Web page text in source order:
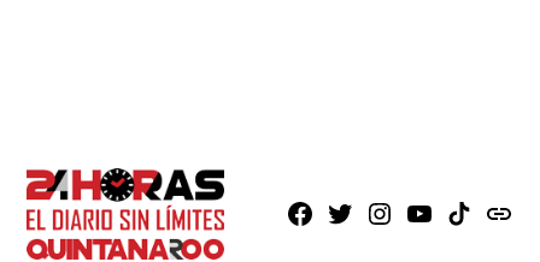
Facebook
X Instagram
YoutubeTikTokissuu